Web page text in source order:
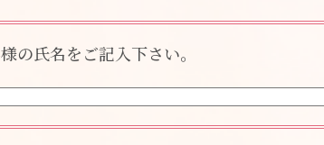
の氏名をご記入下さい。